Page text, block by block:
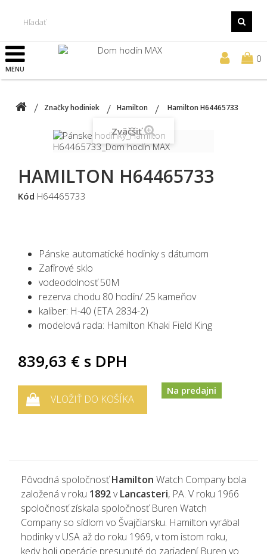
MENU
0
Značky hodiniek Hamilton Hamilton H64465733
Zväčšiť
HAMILTON H64465733
Kód H64465733
Pánske automatické hodinky s dátumom
Zafírové sklo
vodeodolnosť 50M
rezerva chodu 80 hodín/ 25 kameňov
kaliber: H-40 (ETA 2834-2)
modelová rada: Hamilton Khaki Field King
839,63 € s DPH
VLOŽIŤ DO KOŠÍKA
Na predajni
Pôvodná spoločnosťHamilton Watch Company bola
založená v roku 1892vLancasteri, PA. V roku 1966
spoločnosť získala spoločnosť Buren Watch
Company so sídlom vo Švajčiarsku. Hamilton vyrábal
hodinky v USA až do roku 1969, v tom istom roku,
kedy boli operácie presunuté do zariadení Buren vo